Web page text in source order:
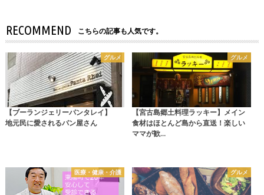
RECOMMEND こちらの記事も人気です。
グルメ
【ブーランジェリーパンタレイ】
地元民に愛されるパン屋さん
グルメ
【宮古島郷土料理ラッキー】メイン
食材はほとんど島から直送！楽しい
ママが歓…
医療・健康・介護 グルメ